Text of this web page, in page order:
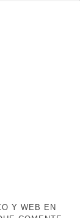
Y WEB EN